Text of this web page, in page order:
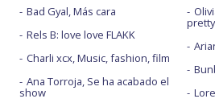
Bad Gyal, Más cara
Rels B: love love FLAKK
Charli xcx, Music, fashion, film
Ana Torroja, Se ha acabado el
show